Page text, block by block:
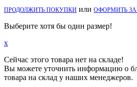
ПРОДОЛЖИТЬ ПОКУПКИ или ОФОРМИТЬ
Выберите хотя бы один размер!
x
Сейчас этого товара нет на складе!
Вы можете уточнить информацию о
товара на склад у наших менеджеров.